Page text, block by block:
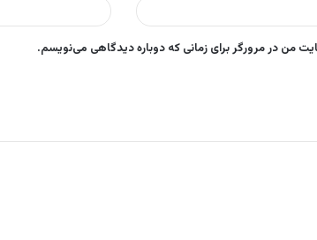
من در مرورگر برای زمانی که دوباره دیدگاهی می‌نویسم.